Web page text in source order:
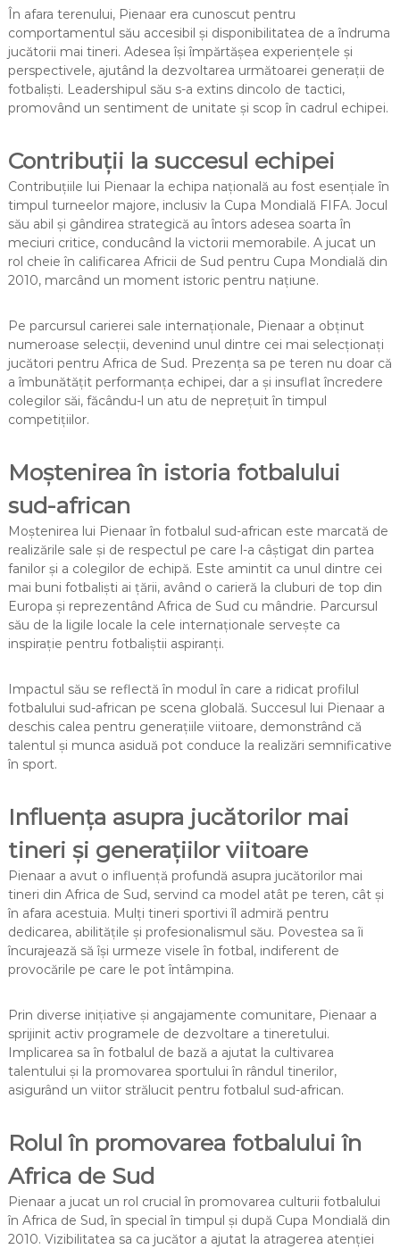
În afara terenului, Pienaar era cunoscut pentru
comportamentul său accesibil și disponibilitatea de a îndruma
jucătorii mai tineri. Adesea își împărtășea experiențele și
perspectivele, ajutând la dezvoltarea următoarei generații de
fotbaliști. Leadershipul său s-a extins dincolo de tactici,
promovând un sentiment de unitate și scop în cadrul echipei.
Contribuții la succesul echipei
Contribuțiile lui Pienaar la echipa națională au fost esențiale în
timpul turneelor majore, inclusiv la Cupa Mondială FIFA. Jocul
său abil și gândirea strategică au întors adesea soarta în
meciuri critice, conducând la victorii memorabile. A jucat un
rol cheie în calificarea Africii de Sud pentru Cupa Mondială din
2010, marcând un moment istoric pentru națiune.
Pe parcursul carierei sale internaționale, Pienaar a obținut
numeroase selecții, devenind unul dintre cei mai selecționați
jucători pentru Africa de Sud. Prezența sa pe teren nu doar că
a îmbunătățit performanța echipei, dar a și insuflat încredere
colegilor săi, făcându-l un atu de neprețuit în timpul
competițiilor.
Moștenirea în istoria fotbalului
sud-african
Moștenirea lui Pienaar în fotbalul sud-african este marcată de
realizările sale și de respectul pe care l-a câștigat din partea
fanilor și a colegilor de echipă. Este amintit ca unul dintre cei
mai buni fotbaliști ai țării, având o carieră la cluburi de top din
Europa și reprezentând Africa de Sud cu mândrie. Parcursul
său de la ligile locale la cele internaționale servește ca
inspirație pentru fotbaliștii aspiranți.
Impactul său se reflectă în modul în care a ridicat profilul
fotbalului sud-african pe scena globală. Succesul lui Pienaar a
deschis calea pentru generațiile viitoare, demonstrând că
talentul și munca asiduă pot conduce la realizări semnificative
în sport.
Influența asupra jucătorilor mai
tineri și generațiilor viitoare
Pienaar a avut o influență profundă asupra jucătorilor mai
tineri din Africa de Sud, servind ca model atât pe teren, cât și
în afara acestuia. Mulți tineri sportivi îl admiră pentru
dedicarea, abilitățile și profesionalismul său. Povestea sa îi
încurajează să își urmeze visele în fotbal, indiferent de
provocările pe care le pot întâmpina.
Prin diverse inițiative și angajamente comunitare, Pienaar a
sprijinit activ programele de dezvoltare a tineretului.
Implicarea sa în fotbalul de bază a ajutat la cultivarea
talentului și la promovarea sportului în rândul tinerilor,
asigurând un viitor strălucit pentru fotbalul sud-african.
Rolul în promovarea fotbalului în
Africa de Sud
Pienaar a jucat un rol crucial în promovarea culturii fotbalului
în Africa de Sud, în special în timpul și după Cupa Mondială din
2010. Vizibilitatea sa ca jucător a ajutat la atragerea atenției